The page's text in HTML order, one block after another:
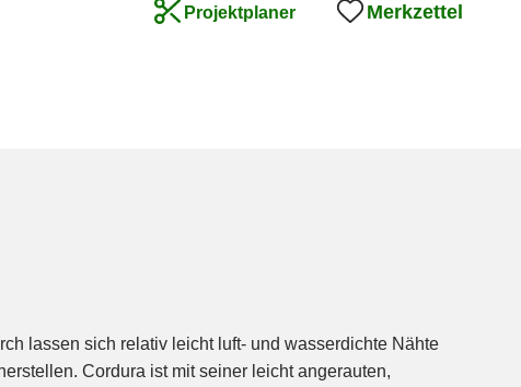
Projektplaner Merkzettel